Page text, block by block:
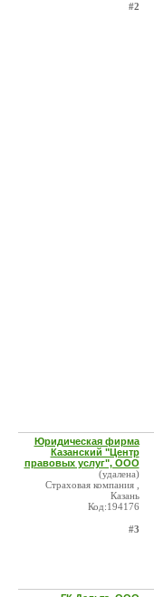
#2
Юридическая фирма
Казанский "Центр
правовых услуг", ООО
(удалена)
Страховая компания ,
Казань
Код:194176
#3